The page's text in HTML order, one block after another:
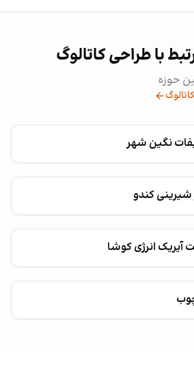
با طراحی کاتالوگ
حوزه
نگین شهر
کندو
آیریک انرژی کوشا